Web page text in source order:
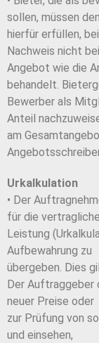
sollen, müssen
hierfür erfüllen,
Nachweis nicht
Angebot wie die
behandelt.
Bewerber als
Anteil
am
Urkalkulation
• Der
für die vertragliche
Leistung
Aufbewahrung zu
übergeben. Dies
Der Auftraggeber
neuer Preise oder
zur Prüfung von
und einsehen,